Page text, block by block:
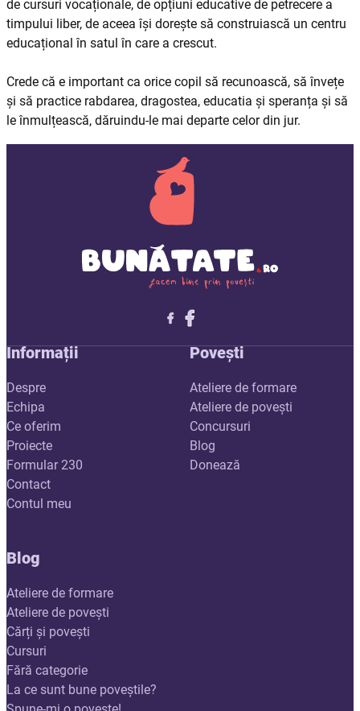
de cursuri vocaționale, de opțiuni educative de petrecere a
timpului liber, de aceea își dorește să construiască un centru
educațional în satul în care a crescut.
Crede că e important ca orice copil să recunoască, să învețe
și să practice rabdarea, dragostea, educatia și speranța și să
le înmulțească, dăruindu-le mai departe celor din jur.
Follow me on X
Follow me on LinkedIn
Follow me on X
Informații
Despre
Echipa
Ce oferim
Proiecte
Formular 230
Contact
Contul meu
Povești
Ateliere de formare
Ateliere de povești
Concursuri
Blog
Donează
Blog
Ateliere de formare
Ateliere de povești
Cărți și povești
Cursuri
Fără categorie
La ce sunt bune poveștile?